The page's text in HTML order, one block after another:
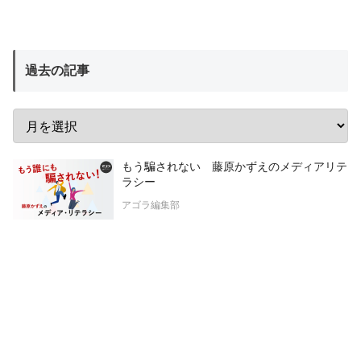
過去の記事
もう騙されない 藤原かずえのメディアリテ
ラシー
アゴラ編集部